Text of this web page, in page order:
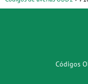
Códigos